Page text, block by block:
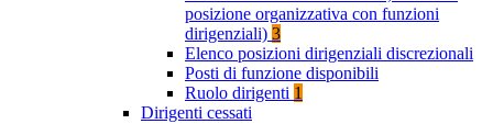
posizione organizzativa con funzioni
dirigenziali) 3
Elenco posizioni dirigenziali discrezionali
Posti di funzione disponibili
Ruolo dirigenti 1
Dirigenti cessati